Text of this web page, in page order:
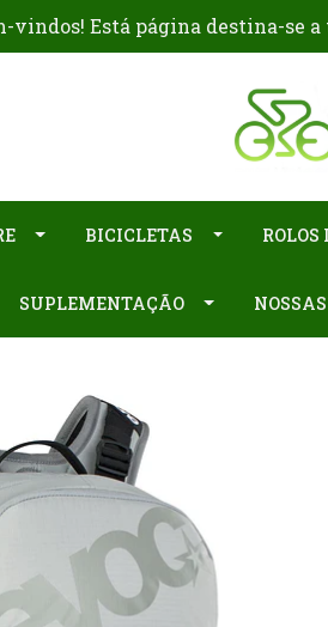
vindos! Está página destina-se
BICICLETAS ROLOS
SUPLEMENTAÇÃO